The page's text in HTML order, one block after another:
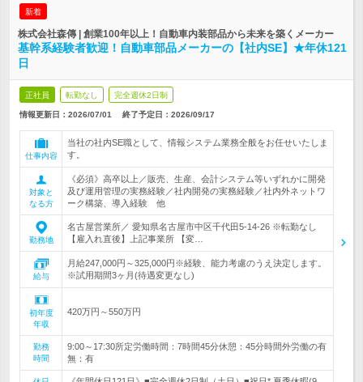
新着
株式会社森傳 | 創業100年以上！自動車内装部品から未来を築くメーカー
基幹系経験者歓迎！自動車部品メーカーの【社内SE】★年休121
日
正社員 転勤なし 完全週休2日制
情報更新日：2026/07/01 終了予定日： 2026/09/17
仕事内容
当社の社内SE職として、情報システム業務全般をお任せいたしま
す。
対象と
なる方
《必須》高卒以上／販売、生産、会計システム等いずれかに開発
及び運用管理の実務経験／社内開発の実務経験／社内外ネットワ
ーク構築、導入経験 他
勤務地
名古屋営業所／ 愛知県名古屋市中区千代田5-14-26 ※転勤なし
【雇入れ直後】上記事業所 【変…
給与
月給247,000円～325,000円※経験、能力考慮のうえ決定します。
※試用期間3ヶ月(待遇変更なし)
初年度
年収
420万円～550万円
勤務
時間
9:00～17:30所定労働時間：7時間45分休憩：45分時間外労働の有
無：有